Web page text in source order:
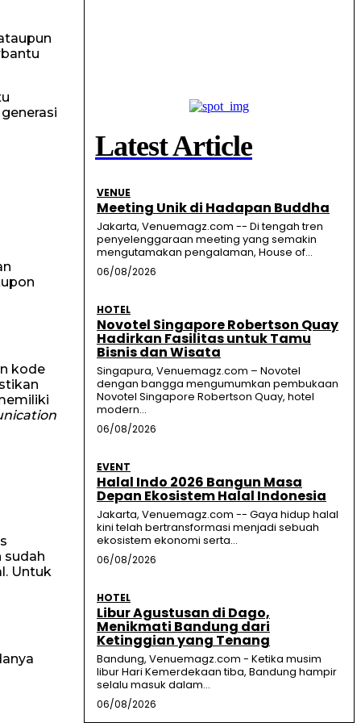
kode
sudah
Untuk
Latest Article
VENUE
Meeting Unik di Hadapan Buddha
Jakarta, Venuemagz.com -- Di tengah tren
penyelenggaraan meeting yang semakin
mengutamakan pengalaman, House of...
06/08/2026
HOTEL
Novotel Singapore Robertson Quay
Hadirkan Fasilitas untuk Tamu
Bisnis dan Wisata
Singapura, Venuemagz.com – Novotel
dengan bangga mengumumkan pembukaan
Novotel Singapore Robertson Quay, hotel
modern...
06/08/2026
EVENT
Halal Indo 2026 Bangun Masa
Depan Ekosistem Halal Indonesia
Jakarta, Venuemagz.com -- Gaya hidup halal
kini telah bertransformasi menjadi sebuah
ekosistem ekonomi serta...
06/08/2026
HOTEL
Libur Agustusan di Dago,
Menikmati Bandung dari
Ketinggian yang Tenang
Bandung, Venuemagz.com - Ketika musim
libur Hari Kemerdekaan tiba, Bandung hampir
selalu masuk dalam...
06/08/2026